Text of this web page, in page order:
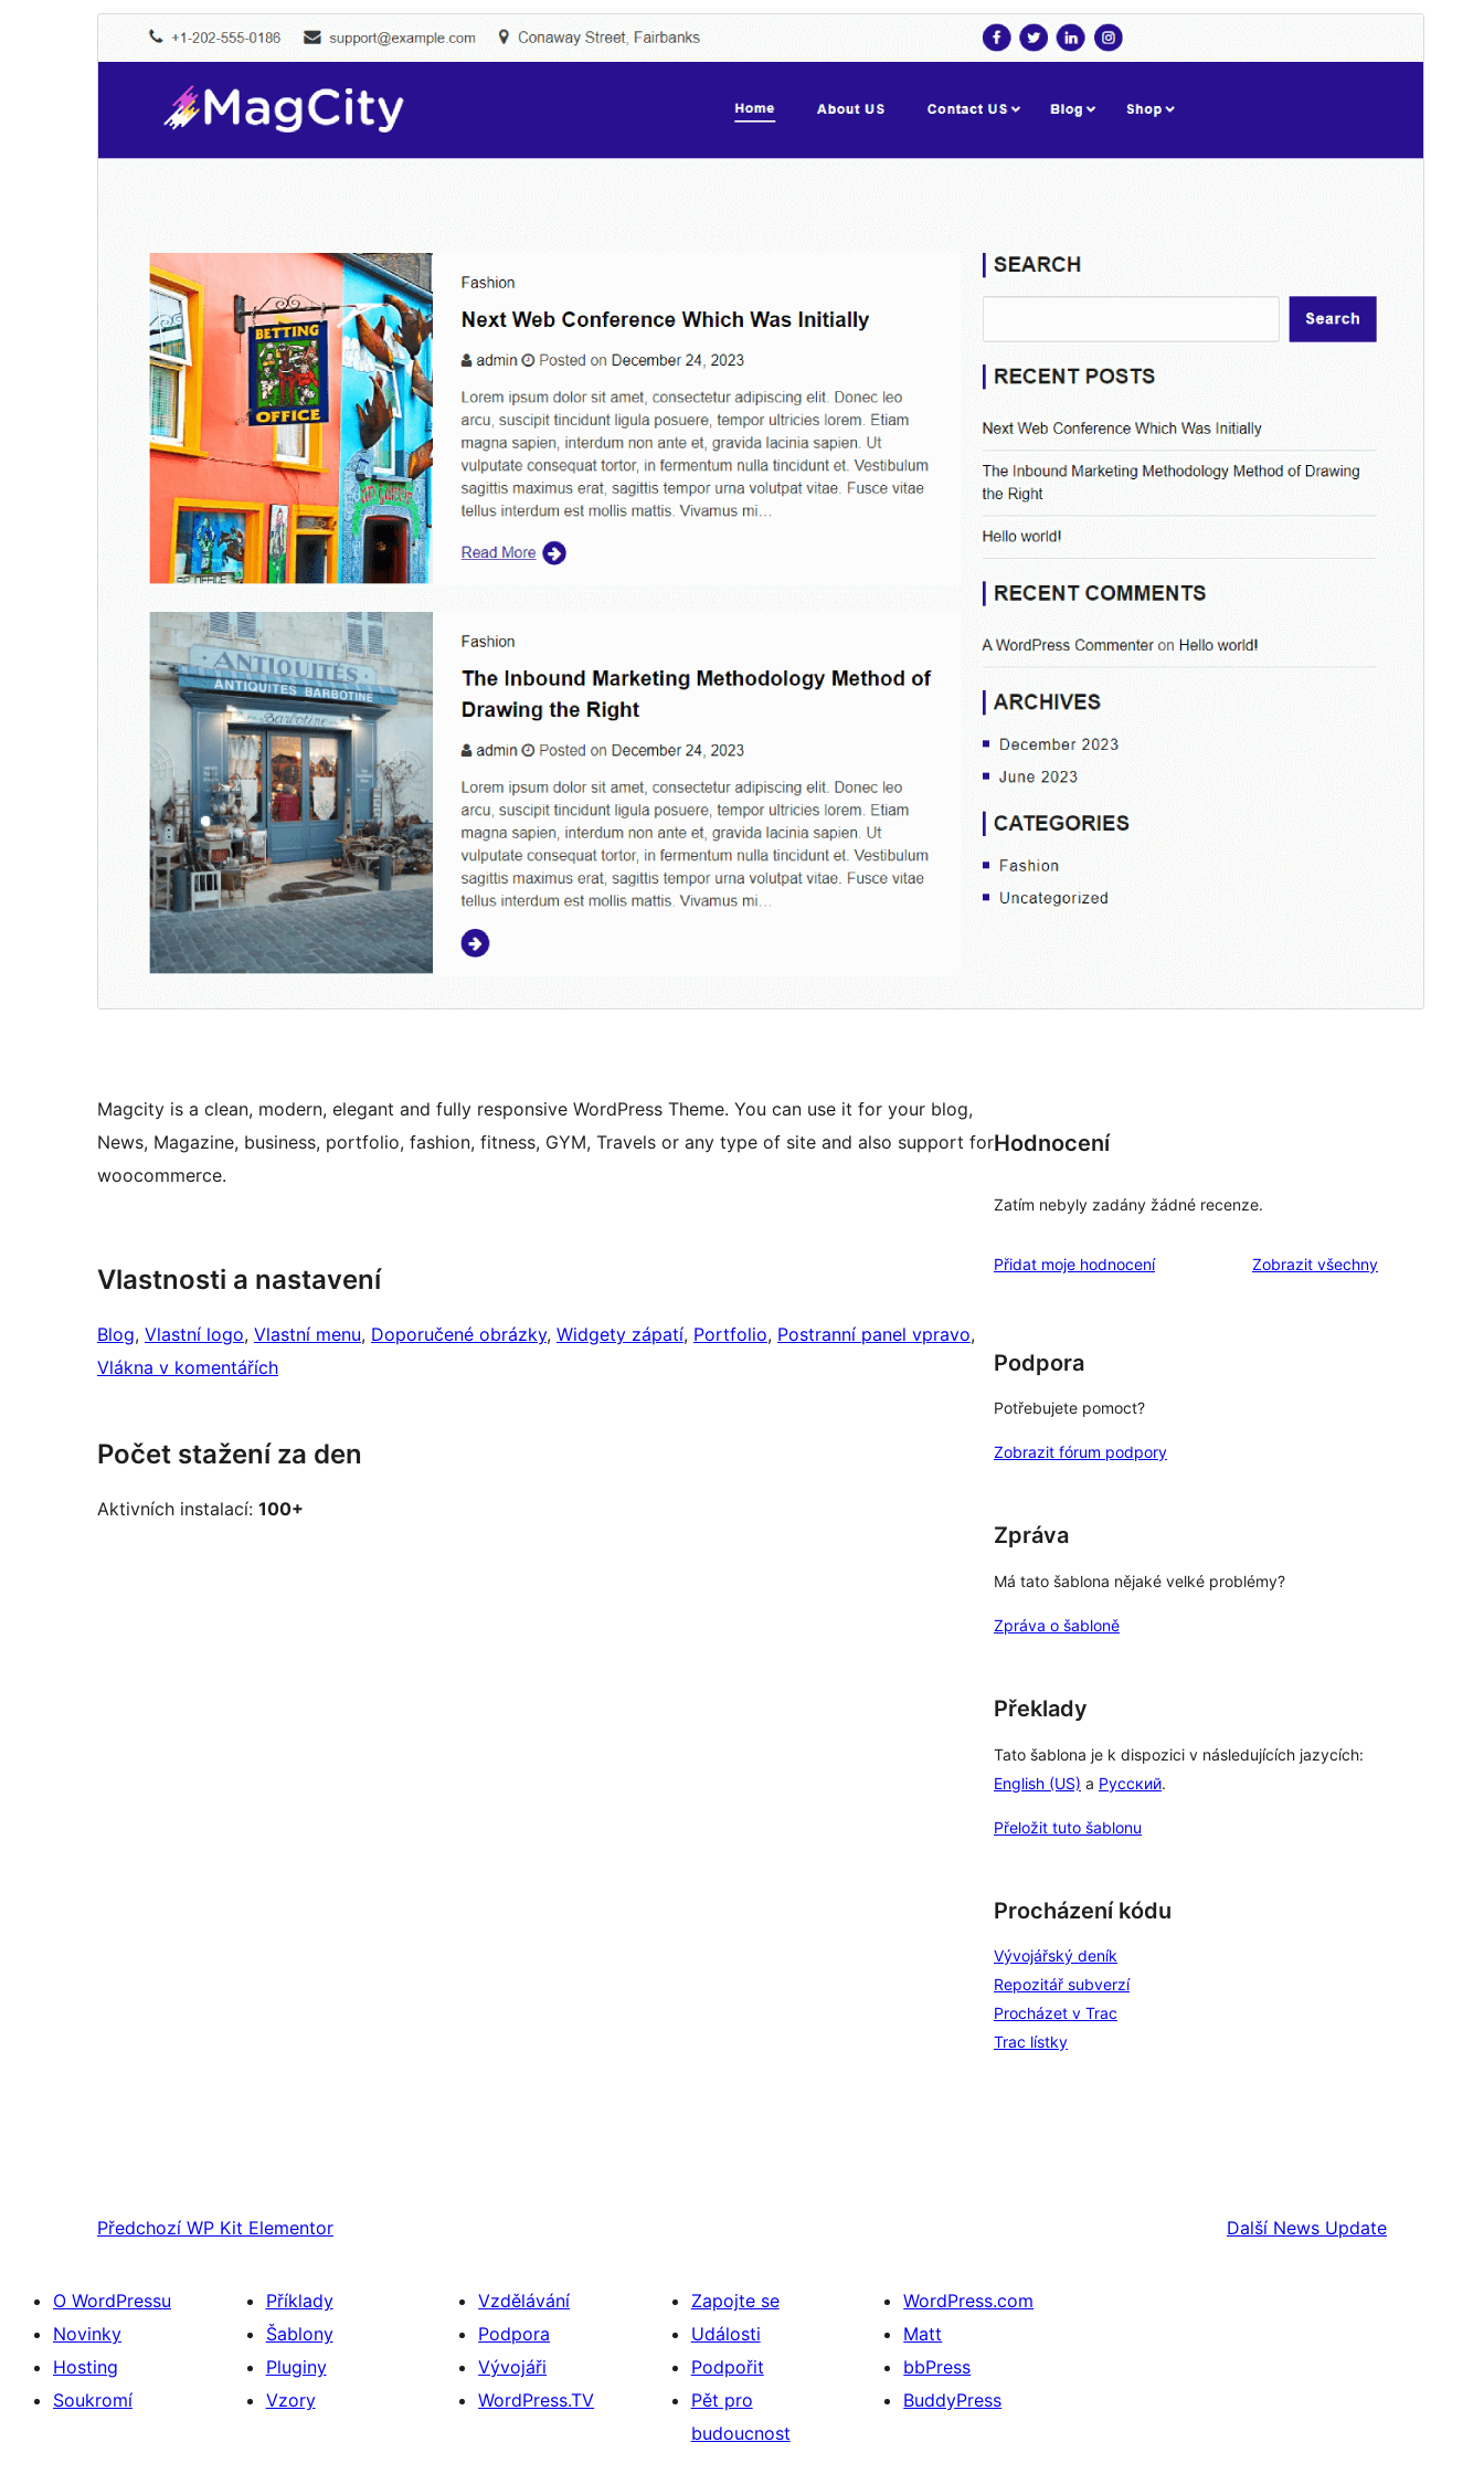
Náhled Stáhnout
Poslední aktualizace
Verze PHP
5.6
Magcity is a clean, modern, elegant and fully responsive WordPress Theme. You can use it for your blog,
News, Magazine, business, portfolio, fashion, fitness, GYM, Travels or any type of site and also support for
woocommerce.
Vlastnosti a nastavení
Blog, Vlastní logo, Vlastní menu, Doporučené obrázky, Widgety zápatí, Portfolio, Postranní panel vpravo
Vlákna v komentářích
Počet stažení za den
Aktivních instalací: 100+
Hodnocení
Zatím nebyly zadány žádné recenze.
Přidat moje hodnocení Zobrazit všechnyrecenze
Podpora
Potřebujete pomoct?
Zobrazit fórum podpory
Zpráva
Má tato šablona nějaké velké problémy?
Zpráva o šabloně
Překlady
Tato šablona je k dispozici v následujících jazycích:
English (US) a Русский.
Přeložit tuto šablonu
Procházení kódu
Vývojářský deník
Repozitář subverzí
Procházet v Trac
Trac lístky
Předchozí WP Kit Elementor Další News Update
O WordPressu
Novinky
Hosting
Soukromí
Příklady
Šablony
Pluginy
Vzory
Vzdělávání
Podpora
Vývojáři
WordPress.TV
Zapojte se
Události
Podpořit
Pět pro
budoucnost
WordPress.com
Matt
bbPress
BuddyPress